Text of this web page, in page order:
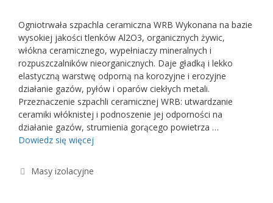
Ogniotrwała szpachla ceramiczna WRB Wykonana na bazie
wysokiej jakości tlenków Al2O3, organicznych żywic,
włókna ceramicznego, wypełniaczy mineralnych i
rozpuszczalników nieorganicznych. Daje gładką i lekko
elastyczną warstwę odporną na korozyjne i erozyjne
działanie gazów, pyłów i oparów ciekłych metali.
Przeznaczenie szpachli ceramicznej WRB: utwardzanie
ceramiki włóknistej i podnoszenie jej odporności na
działanie gazów, strumienia gorącego powietrza …
Dowiedz się więcej
Kategorie
Masy izolacyjne